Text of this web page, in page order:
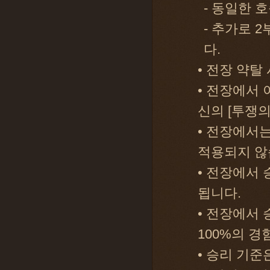
- 동일한
- 추가로 2
다.
• 전장 약탈
• 전장에서
신의 [투쟁
• 전장에서
적용되지
• 전장에서
됩니다.
• 전장에서
100%의 경
• 승리 기준